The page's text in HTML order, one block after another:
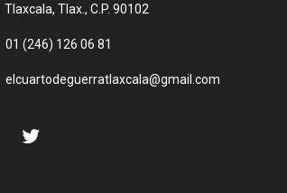
Tlaxcala, Tlax., C.P. 90102
01 (246) 126 06 81
elcuartodeguerratlaxcala@gmail.com